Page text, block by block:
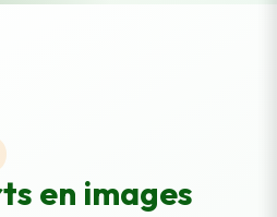
en images